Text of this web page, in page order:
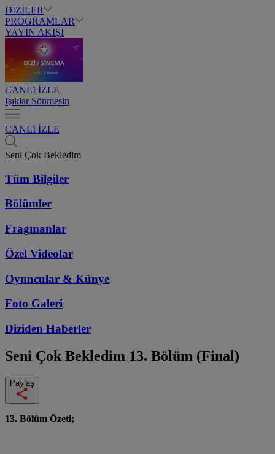
DİZİLER
PROGRAMLAR
YAYIN AKIŞI
CANLI İZLE
Işıklar Sönmesin
CANLI İZLE
Seni Çok Bekledim
Tüm Bilgiler
Bölümler
Fragmanlar
Özel Videolar
Oyuncular & Künye
Foto Galeri
Diziden Haberler
Seni Çok Bekledim 13. Bölüm (Final)
Paylaş
13. Bölüm Özeti;